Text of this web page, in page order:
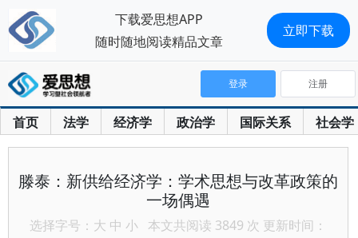
首页 法学 经济学 政治学 国际关系 社会学
登录 注册
滕泰：新供给经济学：学术思想与改革政策的
一场偶遇
选择字号： 大 中 小 本文共阅读 3849 次 更新时间：
下载爱思想APP
随时随地阅读精品文章
立即下载